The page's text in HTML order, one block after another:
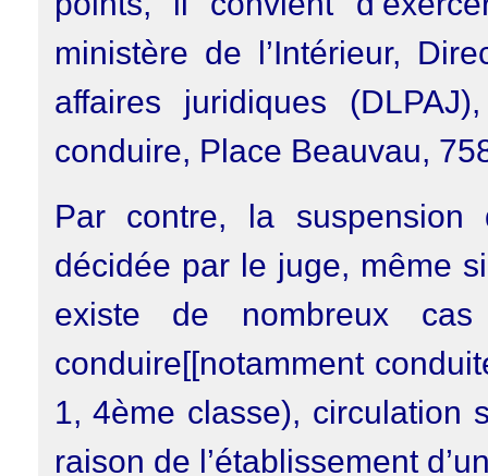
ministère de l’Intérieur,
affaires juridiques
conduire, Place Beauvau,
Par contre, la
décidée par le juge, même
existe de nombreux
conduire[[notamment
1, 4ème classe), circulation
raison de l’établissement